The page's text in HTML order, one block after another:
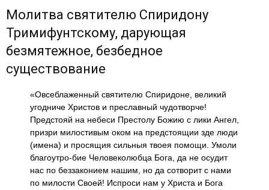
Молитва святителю Спиридону
Тримифунтскому, дарующая
безмятежное, безбедное
существование
«Овсеблаженный святителю Спиридоне, великий
угодниче Христов и преславный чудотворче!
Предстояй на небеси Престолу Божию с лики Ангел,
призри милостивым оком на предстоящии зде люди
(имена) и просящия сильныя твоея помощи. Умоли
благоутро-бие Человеколюбца Бога, да не осудит
нас по беззаконием нашим, но да сотворит с нами
по милости Своей! Испроси нам у Христа и Бога